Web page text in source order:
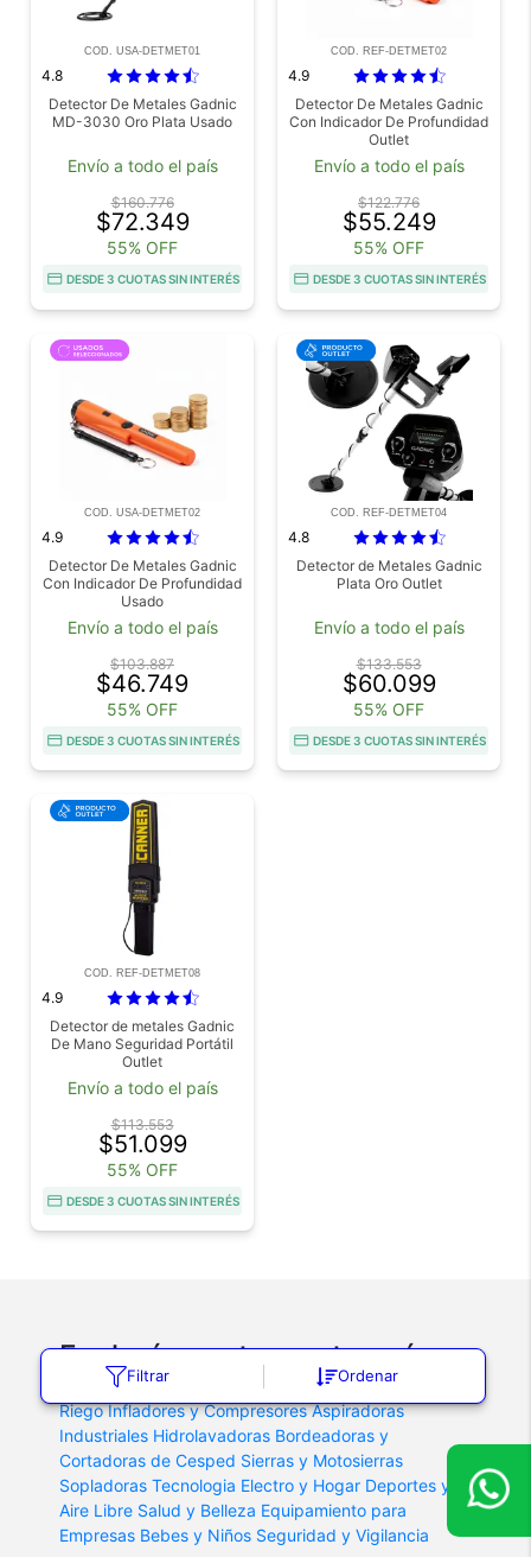
Filtrar Ordenar
COD. USA-DETMET01
4.8
Detector De Metales Gadnic
MD-3030 Oro Plata Usado
Envío a todo el país
$160.776
$72.349
55% OFF
DESDE 3 CUOTAS SIN INTERÉS
COD. REF-DETMET02
4.9
Detector De Metales Gadnic
Con Indicador De Profundidad
Outlet
Envío a todo el país
$122.776
$55.249
55% OFF
DESDE 3 CUOTAS SIN INTERÉS
COD. USA-DETMET02
4.9
Detector De Metales Gadnic
Con Indicador De Profundidad
Usado
Envío a todo el país
$103.887
$46.749
55% OFF
DESDE 3 CUOTAS SIN INTERÉS
COD. REF-DETMET04
4.8
Detector de Metales Gadnic
Plata Oro Outlet
Envío a todo el país
$133.553
$60.099
55% OFF
DESDE 3 CUOTAS SIN INTERÉS
COD. REF-DETMET08
4.9
Detector de metales Gadnic
De Mano Seguridad Portátil
Outlet
Envío a todo el país
$113.553
$51.099
55% OFF
DESDE 3 CUOTAS SIN INTERÉS
Explorá nuestras categorías
Bombas Accesorios de Jardineria Accesorios de
Riego Infladores y Compresores Aspiradoras
Industriales Hidrolavadoras Bordeadoras y
Cortadoras de Cesped Sierras y Motosierras
Sopladoras Tecnologia Electro y Hogar Deportes y
Aire Libre Salud y Belleza Equipamiento para
Empresas Bebes y Niños Seguridad y Vigilancia